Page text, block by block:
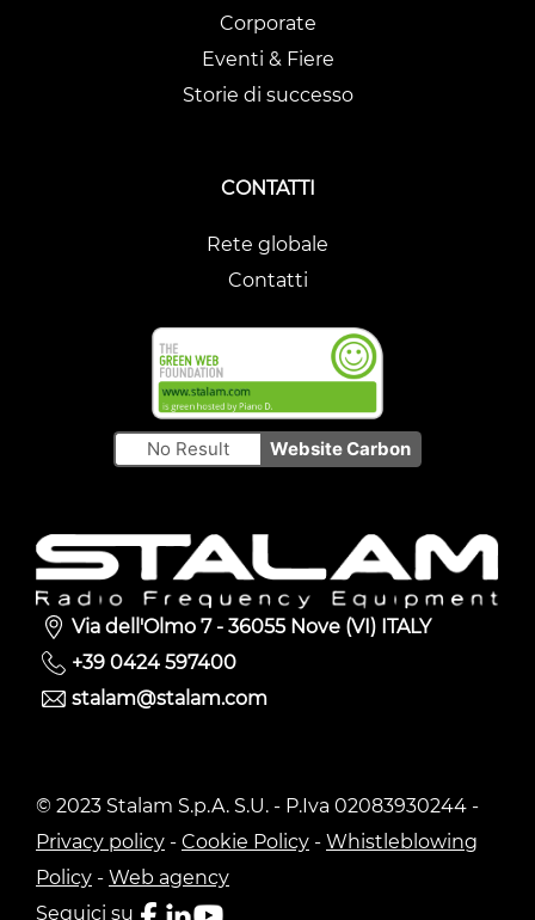
Corporate
Eventi & Fiere
Storie di successo
CONTATTI
Rete globale
Contatti
No Result Website Carbon
Via dell'Olmo 7 - 36055 Nove (VI) ITALY
+39 0424 597400
stalam@stalam.com
© 2023 Stalam S.p.A. S.U. - P.Iva 02083930244 -
Privacy policy - Cookie Policy - Whistleblowing
Policy - Web agency
Seguici su